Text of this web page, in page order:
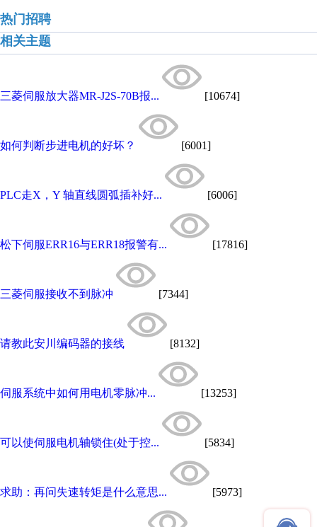
热门招聘
相关主题
三菱伺服放大器MR-J2S-70B报... [10674]
如何判断步进电机的好坏？ [6001]
PLC走X，Y 轴直线圆弧插补好... [6006]
松下伺服ERR16与ERR18报警有... [17816]
三菱伺服接收不到脉冲 [7344]
请教此安川编码器的接线 [8132]
伺服系统中如何用电机零脉冲... [13253]
可以使伺服电机轴锁住(处于控... [5834]
求助：再问失速转矩是什么意思... [5973]